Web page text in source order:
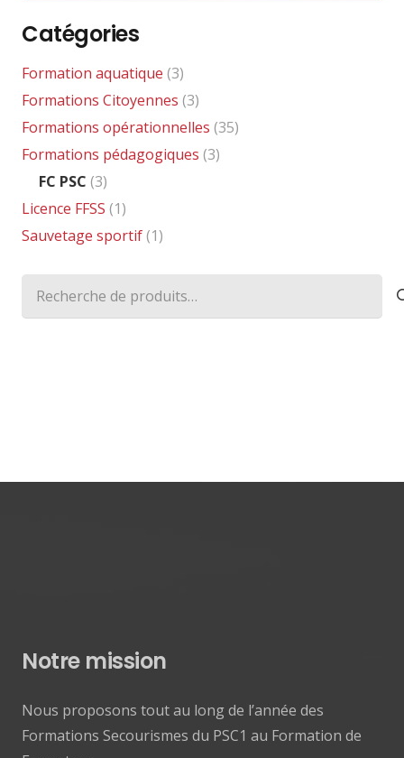
Catégories
Formation aquatique (3)
Formations Citoyennes (3)
Formations opérationnelles (35)
Formations pédagogiques (3)
FC PSC (3)
Licence FFSS (1)
Sauvetage sportif(1)
Recherche
Notre mission
Nous proposons tout au long de l’année des
Formations Secourismes du PSC1 au Formation de